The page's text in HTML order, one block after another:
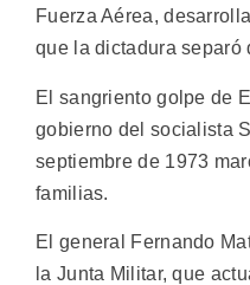
Fuerza Aérea,
que la dictadura separó
El sangriento golpe de
gobierno del socialista
septiembre de 1973
familias.
El general Fernando
la Junta Militar, que